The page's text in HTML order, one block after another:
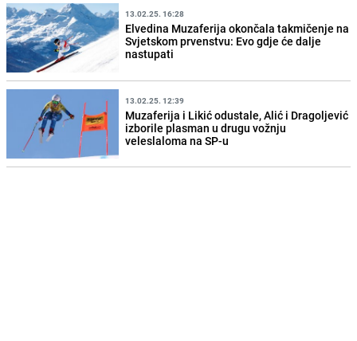
13.02.25. 16:28
Elvedina Muzaferija okončala takmičenje na
Svjetskom prvenstvu: Evo gdje će dalje
nastupati
13.02.25. 12:39
Muzaferija i Likić odustale, Alić i Dragoljević
izborile plasman u drugu vožnju
veleslaloma na SP-u